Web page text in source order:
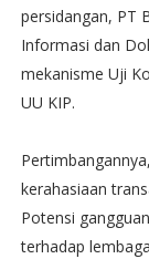
persidangan, PT
Informasi dan
mekanisme Uji
UU KIP.
kerahasiaan
Potensi
terhadap